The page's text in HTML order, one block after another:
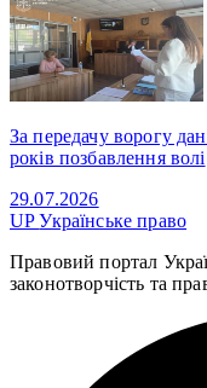
За передачу ворогу
років позбавлення волі
29.07.2026
UPУкраїнське право
Правовий портал
законотворчість та